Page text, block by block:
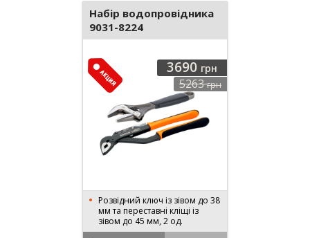
Набір водопровідника
9031-8224
3690 грн
5263грн
Розвідний ключ із зівом до 38
мм та переставні кліщі із
зівом до 45 мм, 2 од.